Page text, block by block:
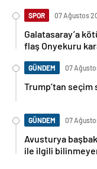
SPOR 07 Ağustos
Galatasaray’a
flaş Onyekuru
GÜNDEM 07
Trump’tan seçim
GÜNDEM 07
Avusturya
ile ilgili